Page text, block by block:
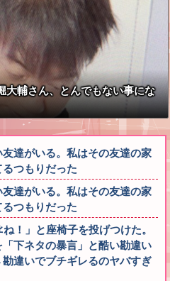
大輔さん、とんでもない事にな
達がいる。私はその友達の家
つもりだった
達がいる。私はその友達の家
つもりだった
！」と座椅子を投げつけた。
下ネタの暴言」と酷い勘違い
違いでブチギレるのヤバすぎ